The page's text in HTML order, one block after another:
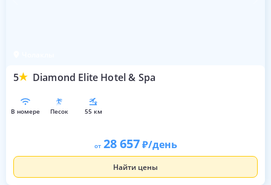
5 Diamond Elite Hotel & Spa
в номере песок 55 км
от 28 657 /день
Найти цены